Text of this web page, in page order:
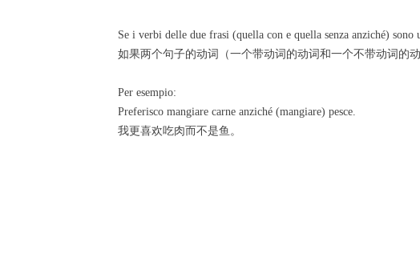
Se i verbi delle due frasi (quella con e quella senza anziché)
如果两个句子的动词（一个带动词的动词和一个不带动词的
Per esempio:
Preferisco mangiare carne anziché (mangiare) pesce.
我更喜欢吃肉而不是鱼。